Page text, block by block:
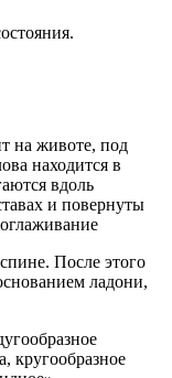
на животе, под
находится в
вдоль
и повернуты
После этого
ладони,
кругообразное